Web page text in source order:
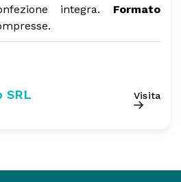
integra.
Formato
SRL Visita